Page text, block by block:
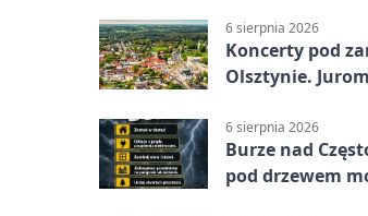
6 sierpnia 2026
Koncerty pod
Olsztynie.
6 sierpnia 2026
Burze nad
pod drzewem